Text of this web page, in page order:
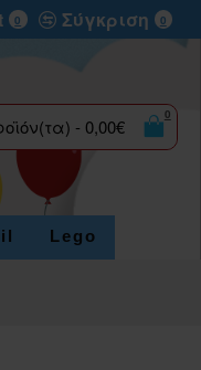
0 Σύγκριση 0
- 0,00€
0
Lego